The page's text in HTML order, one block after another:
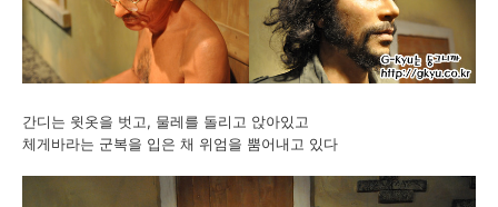
간디는 윗옷을 벗고, 물레를 돌리고 앉아있고
체게바라는 군복을 입은 채 위엄을 뿜어내고 있다